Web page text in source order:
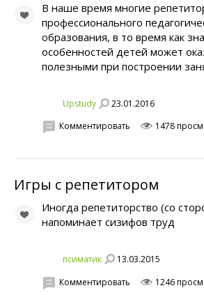
В наше время многие
профессионального
образования, в то время как
особенностей детей может
полезными при построении
Upstudy 23.01.2016
Комментировать 1478
Игры с репетитором
Иногда репетиторство (со
напоминает сизифов труд
псиматик 13.03.2015
Комментировать 1246